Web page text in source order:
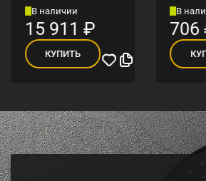
В наличии
15 911 ₽
КУПИТЬ
В
706